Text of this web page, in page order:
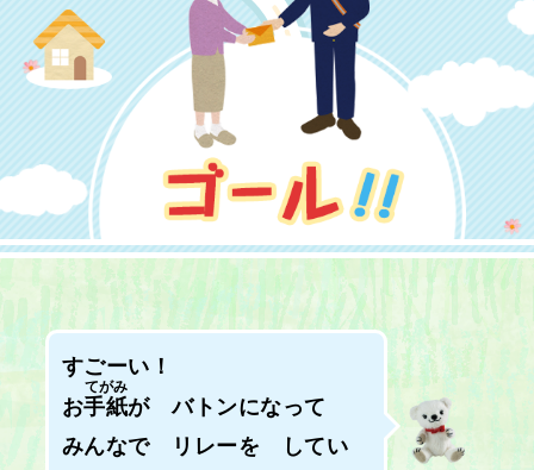
すごーい！
お手紙
てがみ
が バトンになって
みんなで リレーを してい